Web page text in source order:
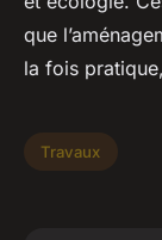
que
la fois
Travaux